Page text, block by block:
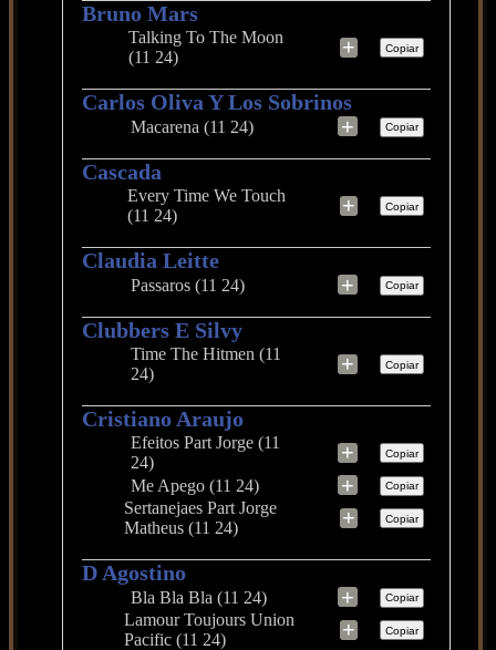
Bruno Mars
Talking To The Moon
(11 24)
+ Copiar
Carlos Oliva Y Los Sobrinos
Macarena (11 24) + Copiar
Cascada
Every Time We Touch
(11 24)
+ Copiar
Claudia Leitte
Passaros (11 24) + Copiar
Clubbers E Silvy
Time The Hitmen (11
24)
+ Copiar
Cristiano Araujo
Efeitos Part Jorge (11
24)
+ Copiar
Me Apego (11 24) + Copiar
Sertanejaes Part Jorge
Matheus (11 24)
+ Copiar
D Agostino
Bla Bla Bla (11 24) + Copiar
Lamour Toujours Union
Pacific (11 24)
+ Copiar